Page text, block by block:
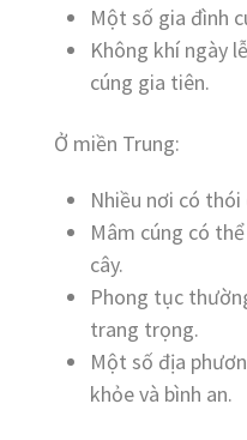
Một số gia đình
Không khí ngày
cúng gia tiên.
Ở miền Trung:
Nhiều nơi có
Mâm cúng có
cây.
Phong tục
trang trọng.
Một số địa
khỏe và bình an.